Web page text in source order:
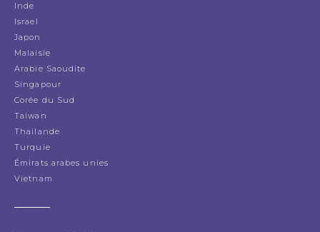
Inde
Israel
Japon
Malaisie
Arabie Saoudite
Singapour
Corée du Sud
Taiwan
Thailande
Turquie
Émirats arabes unies
Vietnam